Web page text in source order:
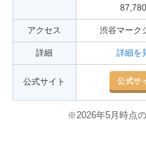
アクセス 渋谷マーク
詳細 詳細を
公式サイト 公式サ
※2026年5月時点